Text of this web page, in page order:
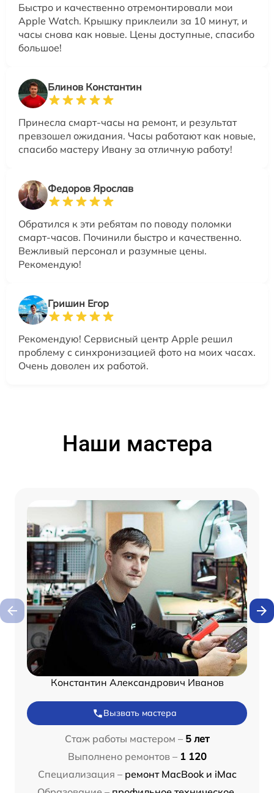
Быстро и качественно отремонтировали мои
Apple Watch. Крышку приклеили за 10 минут, и
часы снова как новые. Цены доступные, спасибо
большое!
Блинов Константин
Принесла смарт-часы на ремонт, и результат
превзошел ожидания. Часы работают как новые,
спасибо мастеру Ивану за отличную работу!
Федоров Ярослав
Обратился к эти ребятам по поводу поломки
смарт-часов. Починили быстро и качественно.
Вежливый персонал и разумные цены.
Рекомендую!
Гришин Егор
Рекомендую! Сервисный центр Apple решил
проблему с синхронизацией фото на моих часах.
Очень доволен их работой.
Наши мастера
Константин Александрович Иванов
Вызвать мастера
Стаж работы мастером – 5 лет
Выполнено ремонтов – 1 120
Специализация – ремонт MacBook и iMac